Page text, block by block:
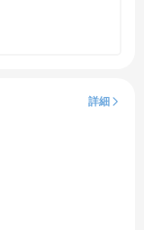
詳細